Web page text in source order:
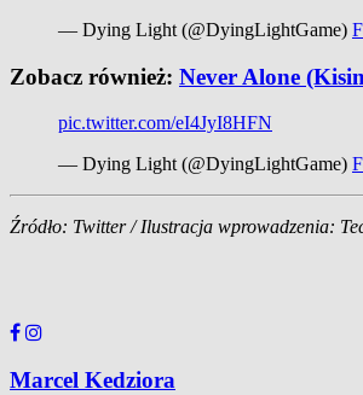
— Dying Light (@DyingLightGame)
Zobacz również: Never Alone
pic.twitter.com/eI4JyI8HFN
— Dying Light (@DyingLightGame)
Źródło: Twitter / Ilustracja wprowadzenia:
Marcel Kedziora